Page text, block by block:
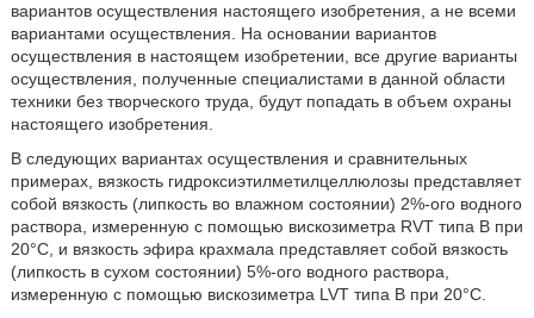
вариантов осуществления настоящего изобретения, а не всеми
вариантами осуществления. На основании вариантов
осуществления в настоящем изобретении, все другие варианты
осуществления, полученные специалистами в данной области
техники без творческого труда, будут попадать в объем охраны
настоящего изобретения.
В следующих вариантах осуществления и сравнительных
примерах, вязкость гидроксиэтилметилцеллюлозы представляет
собой вязкость (липкость во влажном состоянии) 2%-ого водного
раствора, измеренную с помощью вискозиметра RVT типа В при
20°С, и вязкость эфира крахмала представляет собой вязкость
(липкость в сухом состоянии) 5%-ого водного раствора,
измеренную с помощью вискозиметра LVT типа В при 20°С.